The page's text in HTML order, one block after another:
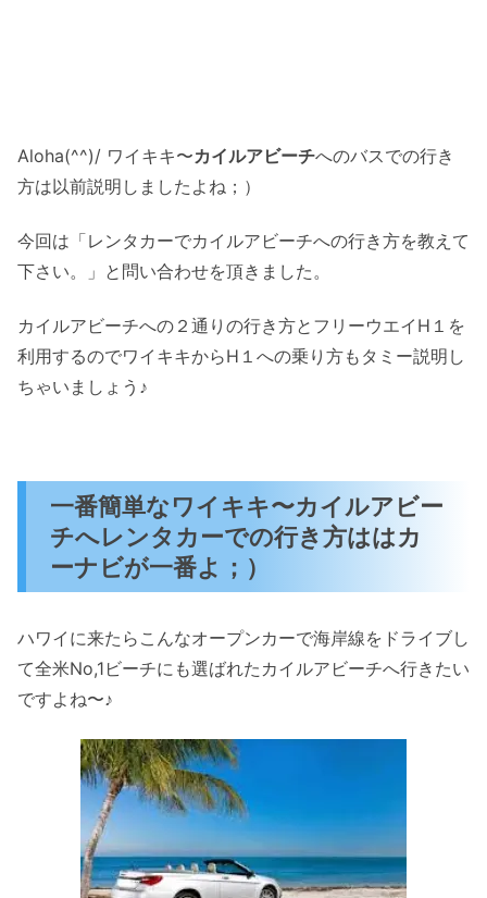
Aloha(^^)/ ワイキキ〜カイルアビーチへのバスでの行き
方は以前説明しましたよね；）
今回は「レンタカーでカイルアビーチへの行き方を教えて
下さい。」と問い合わせを頂きました。
カイルアビーチへの２通りの行き方とフリーウエイH１を
利用するのでワイキキからH１への乗り方もタミー説明し
ちゃいましょう♪
一番簡単なワイキキ〜カイルアビー
チへレンタカーでの行き方ははカ
ーナビが一番よ；）
ハワイに来たらこんなオープンカーで海岸線をドライブし
て全米No,1ビーチにも選ばれたカイルアビーチへ行きたい
ですよね〜♪